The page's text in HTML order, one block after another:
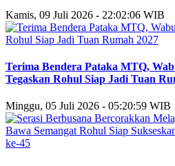
Kamis, 09 Juli 2026 - 22:02:06 WIB
Terima Bendera Pataka MTQ,
Tegaskan Rohul Siap Jadi Tuan
Minggu, 05 Juli 2026 - 05:20:59 WIB